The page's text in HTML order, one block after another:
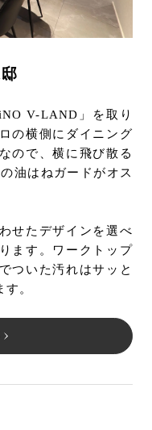
V-LAND」を取り
の横側にダイニング
ので、横に飛び散る
油はねガードがオス
せたデザインを選べ
ます。ワークトップ
ついた汚れはサッと
。